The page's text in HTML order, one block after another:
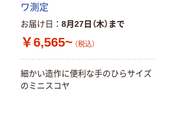
ワ測定
お届け日 8月27日（木）まで
￥6,565~ （税込）
細かい造作に便利な手のひらサイズ
のミニスコヤ
ム INSTAX MINI
WW2
￥1,580~
本気プライス